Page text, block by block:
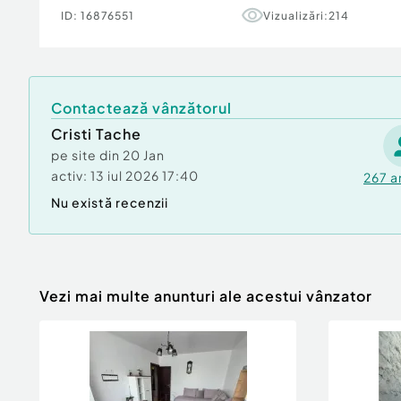
electrocasnice gama premium.
Detaliile cu caracter tehnic ne sunt furnizate
Pentru informatii suplimentare si o vizionare,
contactati.
Tip imobil:Bloc de apartamente
ID: 16876551 Vizualizări: 214
Contactează vânzătorul
Cristi Tache
pe site din 20 Jan
activ: 13 iul 2026 17:40 267
Nu există recenzii
Vezi mai multe anunturi ale acestui vânzator